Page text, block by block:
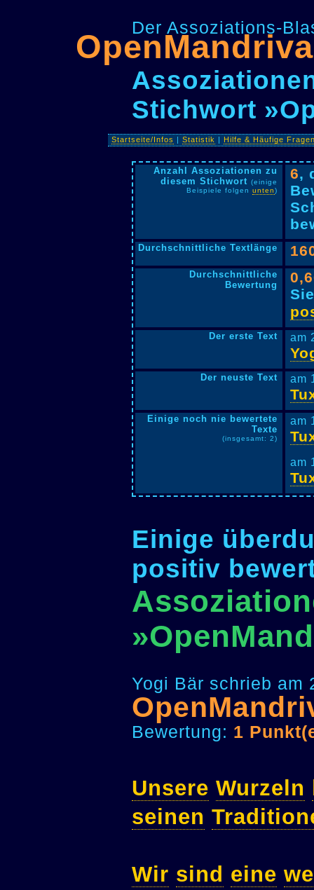
Der Assoziations-
OpenMandriva
Stichwort
Startseite/Infos |Statistik |Hilfe & Häufige
Anzahl Assoziationen zu
diesem Stichwort (einige
Beispiele folgen unten)
6,
Durchschnittliche Textlänge
Durchschnittliche
Bewertung
Der erste Text am
Der neuste Text am
Einige noch nie bewertete
Texte
(insgesamt: 2)
am
am
Einige
positiv
Yogi Bär schrieb am
Bewertung: 1
Unsere Wurzeln
seinen
Wir sind eine